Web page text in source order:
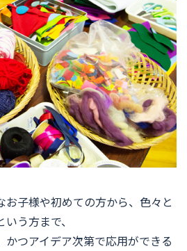
お子様や初めての方から、色々と
う方まで、
かつアイデア次第で応用ができる